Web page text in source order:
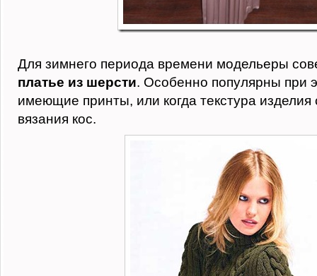
Для зимнего периода времени модельеры
платье из шерсти. Особенно популярны при
имеющие принты, или когда текстура изделия
вязания кос.